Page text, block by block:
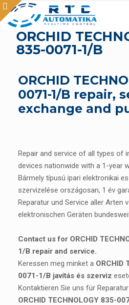
ORCHID
835-0071-1/B
ORCHID
0071-1/B repair,
exchange and
Repair and service of all types of
devices nationwide with a 1-year
Bármely típusú ipari elektronikai
szervizelése országosan, 1 év
Reparatur und Service aller Arten
elektronischen Geräten
Contact us for ORCHID
1/B repair and service.
Keressen meg minket a ORCHID
0071-1/B javítás és szerviz
Kontaktieren Sie uns für
ORCHID TECHNOLOGY 835-